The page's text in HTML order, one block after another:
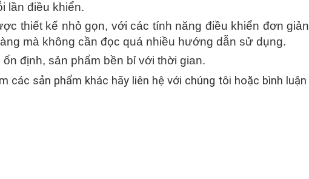
lần điều khiển.
thiết kế nhỏ gọn, với các tính năng điều khiển đơn giản
mà không cần đọc quá nhiều hướng dẫn sử dụng.
định, sản phẩm bền bỉ với thời gian.
các sản phẩm khác hãy liên hệ với chúng tôi hoặc bình luận